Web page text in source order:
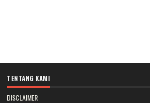
TENTANG KAMI
DISCLAIMER